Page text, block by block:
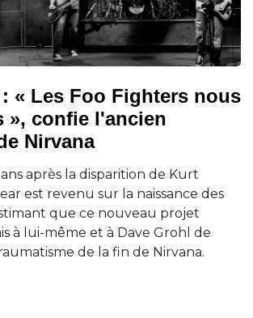
: « Les Foo Fighters nous
», confie l'ancien
Nirvana
après la disparition de Kurt
est revenu sur la naissance des
que ce nouveau projet
à lui-même et à Dave Grohl de
de la fin de Nirvana.